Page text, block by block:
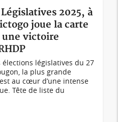
2025, à
joue la carte
victoire
législatives du 27
la plus grande
au cœur d’une intense
Tête de liste du